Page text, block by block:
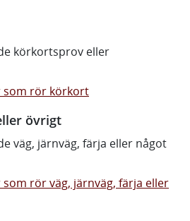
körkortsprov eller
som rör körkort
övrigt
väg, järnväg, färja eller något
rör väg, järnväg, färja eller